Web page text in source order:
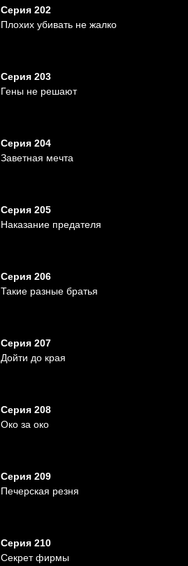
Серия 202
Плохих убивать не жалко
Серия 203
Гены не решают
Серия 204
Заветная мечта
Серия 205
Наказание предателя
Серия 206
Такие разные братья
Серия 207
Дойти до края
Серия 208
Око за око
Серия 209
Печерская резня
Серия 210
Секрет фирмы